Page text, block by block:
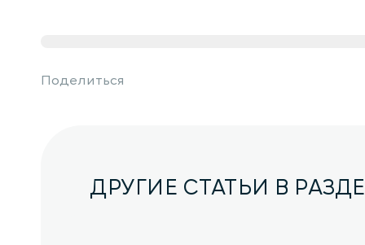
Поделиться
ДРУГИЕ СТАТЬИ В